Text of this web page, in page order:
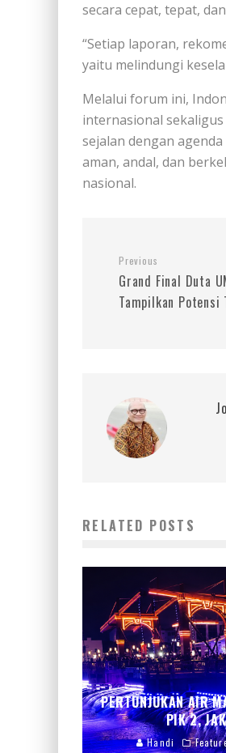
secara cepat, tepat,
“Setiap laporan,
yaitu melindungi
Melalui forum ini,
internasional
sejalan dengan
aman, andal, dan
nasional.
Previous
Grand Final Duta
Tampilkan Potensi
RELATED POSTS
PERTUNJUKAN AIR
PIK 2,
Handi